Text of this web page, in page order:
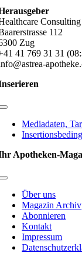
112
Zug
41 769 31 31
Toggle
NavigationMediadaten,
Apotheken-
Toggle
NavigationÜber uns
Magazin Archiv
Abonnieren
Kontakt
Impressum